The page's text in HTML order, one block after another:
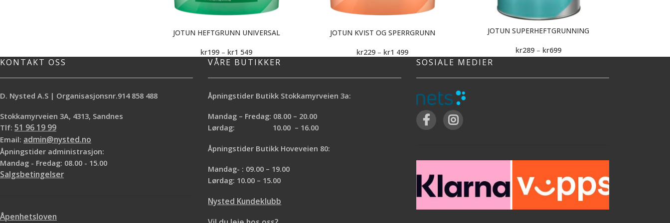
JOTUN HEFTGRUNN UNIVERSAL
kr199 – kr1 549
JOTUN KVIST OG SPERRGRUNN
kr229 – kr1 499
JOTUN SUPERHEFTGRUNNING
kr289 – kr699
KONTAKT OSS
D. Nysted A.S | Organisasjonsnr.914 858 488
Stokkamyrveien 3A, 4313, Sandnes
Tlf: 51 96 19 99
Email: admin@nysted.no
Åpningstider administrasjon:
Mandag - Fredag: 08.00 - 15.00
Salgsbetingelser
Åpenhetsloven
VÅRE BUTIKKER
Åpningstider Butikk Stokkamyrveien 3a:
Mandag – Fredag: 08.00 – 20.00
Lørdag: 10.00 – 16.00
Åpningstider Butikk Hoveveien 80:
Mandag- : 09.00 – 19.00
Lørdag: 10.00 – 15.00
Nysted Kundeklubb
SOSIALE MEDIER